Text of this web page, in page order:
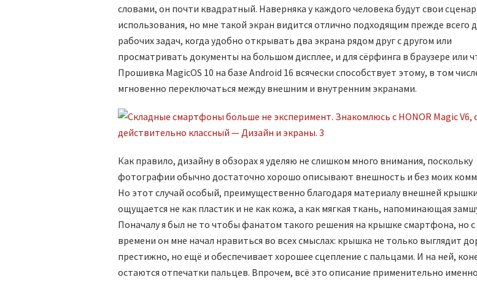
словами, он почти квадратный. Наверняка у каждого человека будут свои
использования, но мне такой экран видится отлично подходящим прежде всего
рабочих задач, когда удобно открывать два экрана рядом друг с другом или
просматривать документы на большом дисплее, и для сёрфинга в браузере или
Прошивка MagicOS 10 на базе Android 16 всячески способствует этому, в том
мгновенно переключаться между внешним и внутренним экранами.
Как правило, дизайну в обзорах я уделяю не слишком много внимания, поскольку
фотографии обычно достаточно хорошо описывают внешность и без моих
Но этот случай особый, преимущественно благодаря материалу внешней
ощущается не как пластик и не как кожа, а как мягкая ткань, напоминающая
Поначалу я был не то чтобы фанатом такого решения на крышке смартфона, но
времени он мне начал нравиться во всех смыслах: крышка не только выглядит
престижно, но ещё и обеспечивает хорошее сцепление с пальцами. И на ней,
остаются отпечатки пальцев. Впрочем, всё это описание применительно